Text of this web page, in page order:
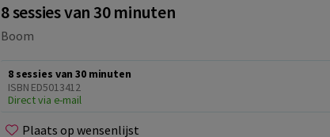
8 sessies van 30 minuten
Boom
8 sessies van 30 minuten
ISBN ED5013412
Direct via e-mail
Plaats op wensenlijst